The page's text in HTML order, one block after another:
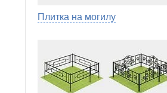
Плитка на могилу